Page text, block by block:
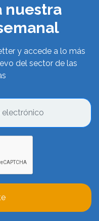
nuestra
y accede a lo más
del sector de las